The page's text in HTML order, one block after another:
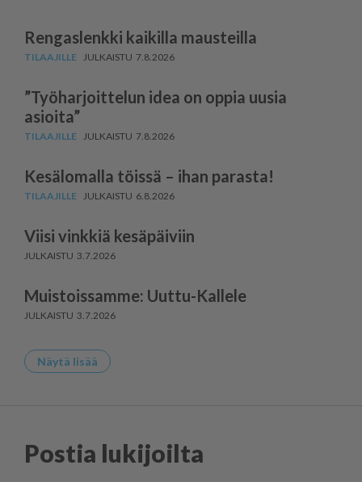
Rengaslenkki kaikilla mausteilla
7.8.2026
”Työharjoittelun idea on oppia uusia
asioita”
7.8.2026
Kesälomalla töissä – ihan parasta!
6.8.2026
Viisi vinkkiä kesäpäiviin
3.7.2026
Muistoissamme: Uuttu-Kallele
3.7.2026
Näytä lisää
Postia lukijoilta